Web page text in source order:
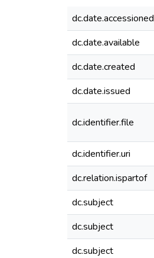
dc.date.accessioned
dc.date.available
dc.date.created
dc.date.issued
dc.identifier.file
dc.identifier.uri
dc.relation.ispartof
dc.subject
dc.subject
dc.subject